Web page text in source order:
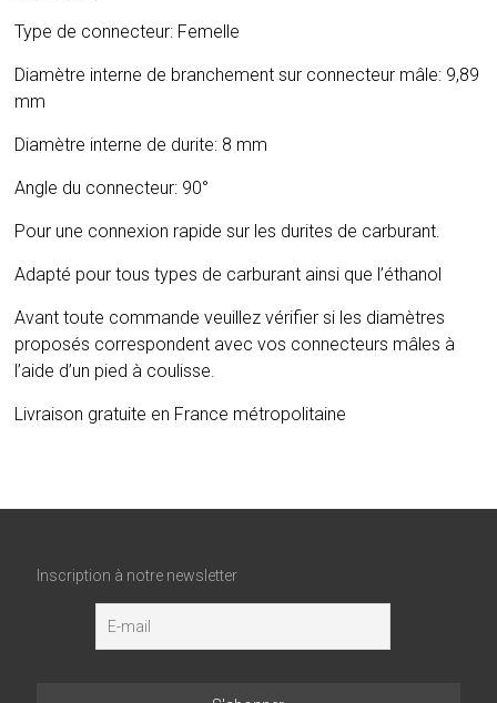
mm
90°
/
Type de connecteur: Femelle
Diamètre interne de branchement sur connecteur mâle: 9,89
mm
Diamètre interne de durite: 8 mm
Angle du connecteur: 90°
Pour une connexion rapide sur les durites de carburant.
Adapté pour tous types de carburant ainsi que l’éthanol
Avant toute commande veuillez vérifier si les diamètres
proposés correspondent avec vos connecteurs mâles à
l’aide d’un pied à coulisse.
Livraison gratuite en France métropolitaine
Inscription à notre newsletter